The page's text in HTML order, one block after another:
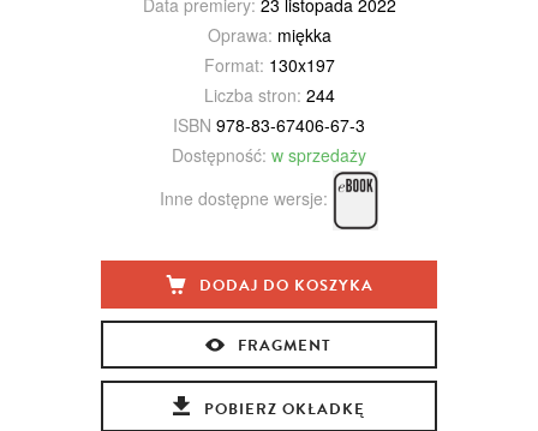
Oprawa: miękka
Format: 130x197
Liczba stron: 244
ISBN 978-83-67406-67-3
Dostępność: w sprzedaży
Inne dostępne wersje:
DODAJ DO KOSZYKA
FRAGMENT
POBIERZ OKŁADKĘ